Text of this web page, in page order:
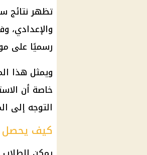
تظهر نتائج
والإعدادي،
رسميًا على
ويمثل هذا
خاصة أن
التوجه إلى
كيف يحصل